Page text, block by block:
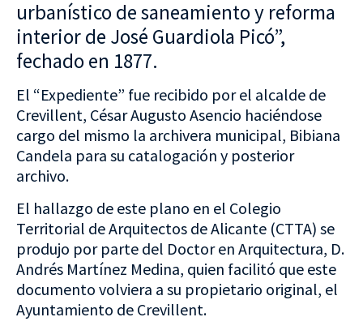
urbanístico de saneamiento y reforma
interior de José Guardiola Picó”,
fechado en 1877.
El “Expediente” fue recibido por el alcalde de
Crevillent, César Augusto Asencio haciéndose
cargo del mismo la archivera municipal, Bibiana
Candela para su catalogación y posterior
archivo.
El hallazgo de este plano en el Colegio
Territorial de Arquitectos de Alicante (CTTA) se
produjo por parte del Doctor en Arquitectura, D.
Andrés Martínez Medina, quien facilitó que este
documento volviera a su propietario original, el
Ayuntamiento de Crevillent.